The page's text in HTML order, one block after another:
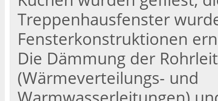
Treppenhausfenster
Fensterkonstruktionen
Die Dämmung der
(Wärmeverteilungs- und